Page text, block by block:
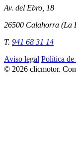
Av. del Ebro, 18
26500 Calahorra (La
T. 941 68 31 14
Aviso legal Política de
© 2026 clicmotor.